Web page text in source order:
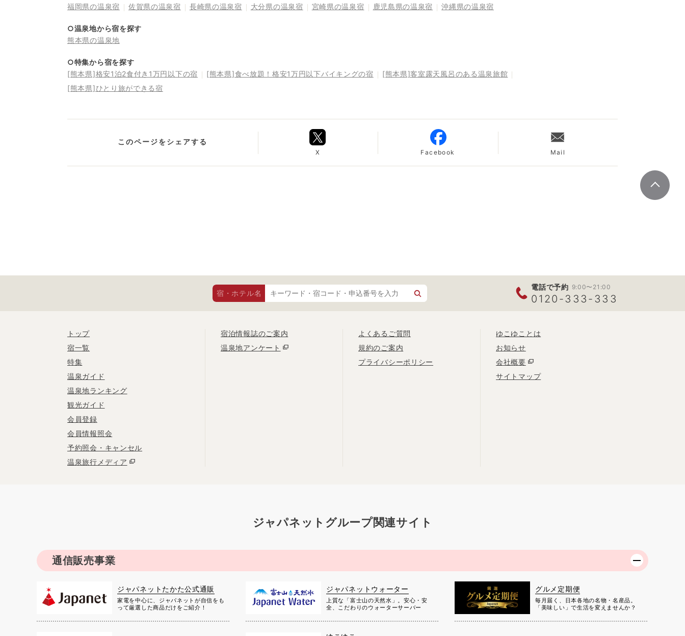
福岡県の温泉宿
佐賀県の温泉宿 長崎県の温泉宿 大分県の温泉宿 宮崎県の温泉宿 鹿児島県の温泉宿 沖縄県の温泉宿
○温泉地から宿を探す
熊本県の温泉地
○特集から宿を探す
[熊本県]格安1泊2食付き1万円以下の宿
[熊本県]食べ放題！格安1万円以下バイキングの宿
[熊本県]客室露天風呂のある温泉旅館
[熊本県]ひとり旅ができる宿
このページをシェアする
X Facebook Mail
宿・ホテル名
電話で予約 9:00〜21:00
0120-333-333
トップ
宿一覧
特集
温泉ガイド
温泉地ランキング
観光ガイド
会員登録
会員情報照会
予約照会・キャンセル
温泉旅行メディア
宿泊情報誌のご案内
温泉地アンケート
よくあるご質問
規約のご案内
プライバシーポリシー
ゆこゆことは
お知らせ
会社概要
サイトマップ
ジャパネットグループ関連サイト
通信販売事業
ジャパネットたかた公式通販
家電を中心に、ジャパネットが自信をも
って厳選した商品だけをご紹介！
ジャパネットウォーター
上質な「富士山の天然水」。安心・安
全、こだわりのウォーターサーバー
グルメ定期便
毎月届く、日本各地の名物・名産品。
「美味しい」で生活を変えませんか？